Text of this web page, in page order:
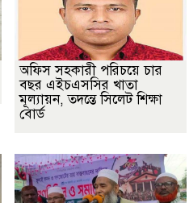
অফিস সহকারী পরিচয়ে চার
বছর এইচএসসির খাতা
মূল্যায়ন, তদন্তে সিলেট শিক্ষা
বোর্ড